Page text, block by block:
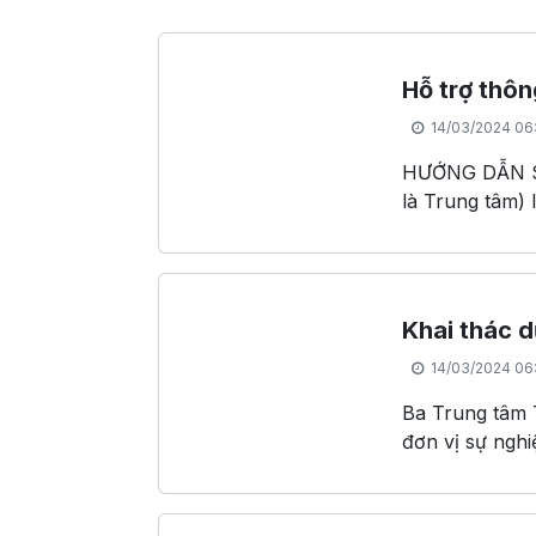
Hỗ trợ
14/03/2024
HƯỚNG DẪN
là Trung tâm)
Trung tâm
thống
cục Thống kê
tích số liệu
(4) Tư vấn
có nhu cầu
và Dịch vụ
thống kê của
xác định khả
Khai thác
14/03/2024
Ba Trung tâm
đơn vị sự
chức của